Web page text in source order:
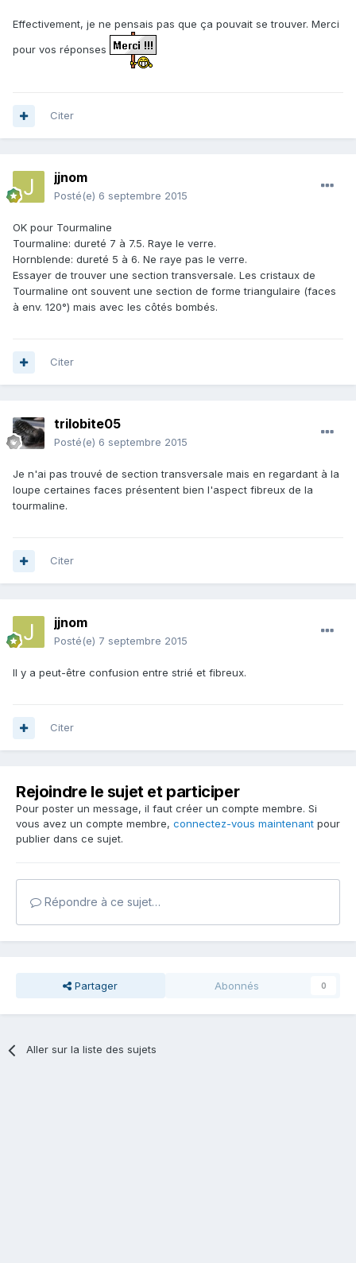
Effectivement, je ne pensais pas que ça pouvait se trouver. Merci
pour vos réponses
Citer
jjnom
Posté(e) 6 septembre 2015
OK pour Tourmaline
Tourmaline: dureté 7 à 7.5. Raye le verre.
Hornblende: dureté 5 à 6. Ne raye pas le verre.
Essayer de trouver une section transversale. Les cristaux de
Tourmaline ont souvent une section de forme triangulaire (faces
à env. 120°) mais avec les côtés bombés.
Citer
trilobite05
Posté(e) 6 septembre 2015
Je n'ai pas trouvé de section transversale mais en regardant à la
loupe certaines faces présentent bien l'aspect fibreux de la
tourmaline.
Citer
jjnom
Posté(e) 7 septembre 2015
Il y a peut-être confusion entre strié et fibreux.
Citer
Rejoindre le sujet et participer
Pour poster un message, il faut créer un compte membre. Si
vous avez un compte membre, connectez-vous maintenant pour
publier dans ce sujet.
Répondre à ce sujet…
Partager Abonnés 0
Aller sur la liste des sujets